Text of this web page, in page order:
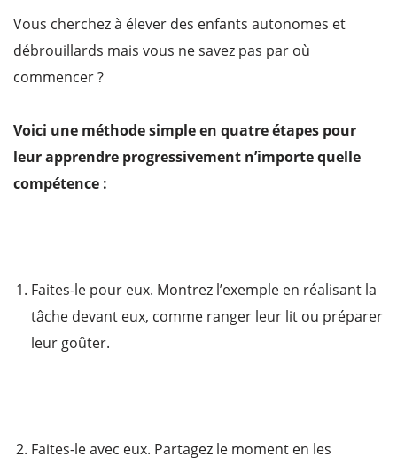
Vous cherchez à élever des enfants autonomes et
débrouillards mais vous ne savez pas par où
commencer ?
Voici une méthode simple en quatre étapes pour
leur apprendre progressivement n’importe quelle
compétence :
Faites-le pour eux. Montrez l’exemple en réalisant la
tâche devant eux, comme ranger leur lit ou préparer
leur goûter.
Faites-le avec eux. Partagez le moment en les